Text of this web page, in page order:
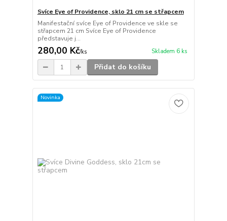
Svíce Eye of Providence, sklo 21 cm se střapcem
Manifestační svíce Eye of Providence ve skle se
střapcem 21 cm Svíce Eye of Providence
představuje j...
280,00 Kč/ks Skladem 6 ks
Přidat do košíku
Novinka